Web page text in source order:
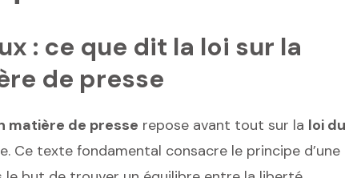
: ce que dit la loi sur la
de presse
matière de presse repose avant tout sur la loi du
Ce texte fondamental consacre le principe d’une